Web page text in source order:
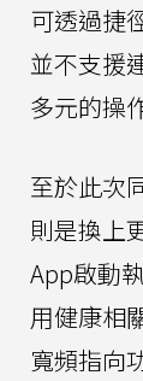
可透過捷
並不支援
多元的操
至於此次
則是換上
App啟動
用健康相
寬頻指向